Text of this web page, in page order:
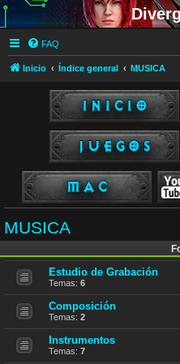
FAQ
Inicio Índice general MUSICA
MUSICA
Estudio de Grabación
Temas: 6
Composición
Temas: 2
Instrumentos
Temas: 7